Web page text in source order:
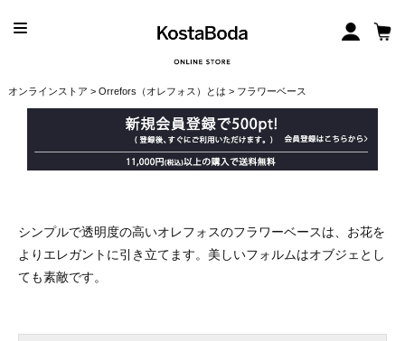
オンラインストア > Orrefors（オレフォス）とは > フラワーベース
シンプルで透明度の高いオレフォスのフラワーベースは、お花を
よりエレガントに引き立てます。美しいフォルムはオブジェとし
ても素敵です。